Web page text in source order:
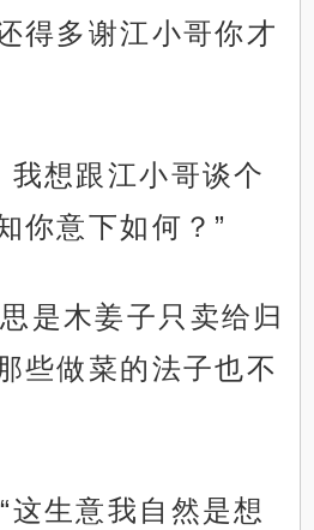
得多谢江小哥你才
我想跟江小哥谈个
你意下如何？”
是木姜子只卖给归
些做菜的法子也不
这生意我自然是想